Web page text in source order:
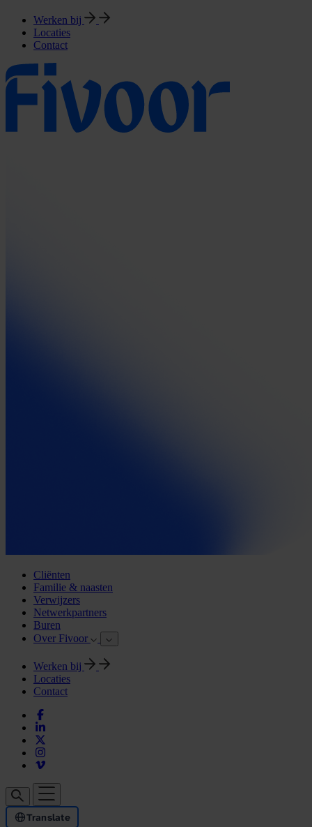
Werken bij
Locaties
Contact
Cliënten
Familie & naasten
Verwijzers
Netwerkpartners
Buren
Over Fivoor
Werken bij
Locaties
Contact
Translate